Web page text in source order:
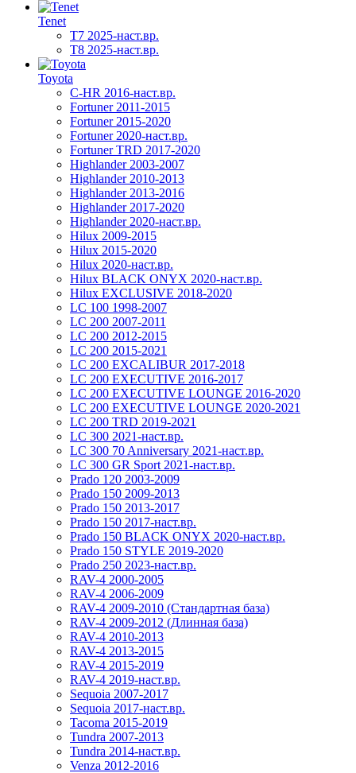
Tenet
T7 2025-наст.вр.
T8 2025-наст.вр.
Toyota
C-HR 2016-наст.вр.
Fortuner 2011-2015
Fortuner 2015-2020
Fortuner 2020-наст.вр.
Fortuner TRD 2017-2020
Highlander 2003-2007
Highlander 2010-2013
Highlander 2013-2016
Highlander 2017-2020
Highlander 2020-наст.вр.
Hilux 2009-2015
Hilux 2015-2020
Hilux 2020-наст.вр.
Hilux BLACK ONYX 2020-наст.вр.
Hilux EXCLUSIVE 2018-2020
LC 100 1998-2007
LC 200 2007-2011
LC 200 2012-2015
LC 200 2015-2021
LC 200 EXCALIBUR 2017-2018
LC 200 EXECUTIVE 2016-2017
LC 200 EXECUTIVE LOUNGE 2016-2020
LC 200 EXECUTIVE LOUNGE 2020-2021
LC 200 TRD 2019-2021
LC 300 2021-наст.вр.
LC 300 70 Anniversary 2021-наст.вр.
LC 300 GR Sport 2021-наст.вр.
Prado 120 2003-2009
Prado 150 2009-2013
Prado 150 2013-2017
Prado 150 2017-наст.вр.
Prado 150 BLACK ONYX 2020-наст.вр.
Prado 150 STYLE 2019-2020
Prado 250 2023-наст.вр.
RAV-4 2000-2005
RAV-4 2006-2009
RAV-4 2009-2010 (Стандартная база)
RAV-4 2009-2012 (Длинная база)
RAV-4 2010-2013
RAV-4 2013-2015
RAV-4 2015-2019
RAV-4 2019-наст.вр.
Sequoia 2007-2017
Sequoia 2017-наст.вр.
Tacoma 2015-2019
Tundra 2007-2013
Tundra 2014-наст.вр.
Venza 2012-2016